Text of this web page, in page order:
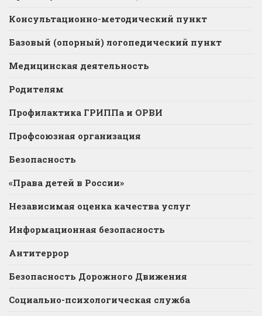
Консультационно-методический пункт
Базовый (опорный) логопедический пункт
Медицинская деятельность
Родителям
Профилактика ГРИППа и ОРВИ
Профсоюзная организация
Безопасность
«Права детей в России»
Независимая оценка качества услуг
Информационная безопасность
Антитеррор
Безопасность Дорожного Движения
Социально-психологическая служба